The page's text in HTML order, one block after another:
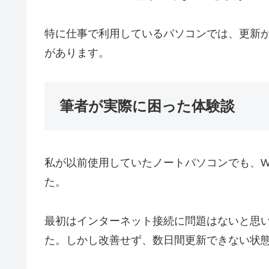
特に仕事で利用しているパソコンでは、更新
があります。
筆者が実際に困った体験談
私が以前使用していたノートパソコンでも、
た。
最初はインターネット接続に問題はないと思
た。しかし改善せず、数日間更新できない状